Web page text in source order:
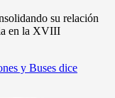
su relación
en la XVIII
y Buses dice